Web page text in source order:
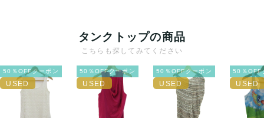
タンクトップの商品
こちらも探してみてください
50％OFFクーポン 50％OFFクーポン 50％OFFクーポン 50％OFF